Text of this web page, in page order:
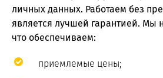
личных данных. Работаем без
является лучшей гарантией. Мы
что обеспечиваем:
приемлемые цены;